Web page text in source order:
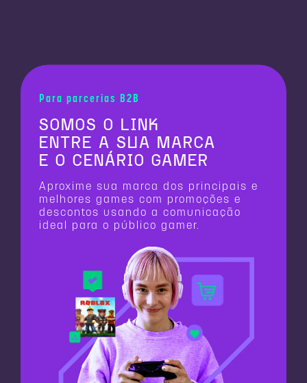
Para parcerias B2B
SOMOS O LINK
ENTRE A SUA MARCA
E O CENÁRIO GAMER
Aproxime sua marca dos principais e
melhores games com promoções e
descontos usando a comunicação
ideal para o público gamer.